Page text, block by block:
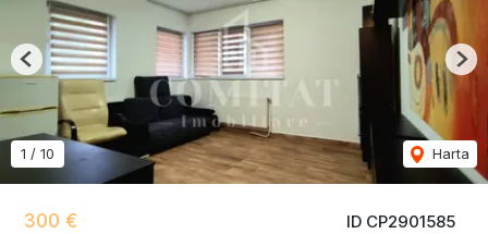
ID CP2901585
300 €
1 / 10 Harta
Previous